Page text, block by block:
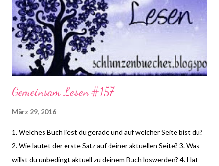
Gemeinsam Lesen #157
März 29, 2016
1. Welches Buch liest du gerade und auf welcher Seite bist du?
2. Wie lautet der erste Satz auf deiner aktuellen Seite? 3. Was
willst du unbedingt aktuell zu deinem Buch loswerden? 4. Hat